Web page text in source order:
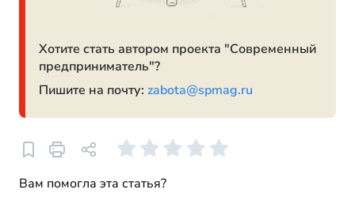
Хотите стать автором проекта "Современный
предприниматель"?
Пишите на почту: zabota@spmag.ru
Вам помогла эта статья?